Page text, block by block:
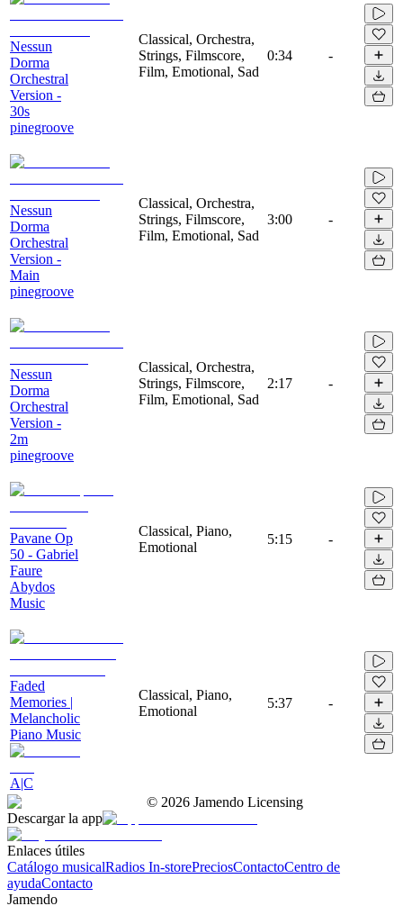
Nessun
Dorma
Orchestral
Version -
30s
pinegroove
Classical, Orchestra,
Strings, Filmscore,
Film, Emotional, Sad
0:34 -
Nessun
Dorma
Orchestral
Version -
Main
pinegroove
Classical, Orchestra,
Strings, Filmscore,
Film, Emotional, Sad
3:00 -
Nessun
Dorma
Orchestral
Version -
2m
pinegroove
Classical, Orchestra,
Strings, Filmscore,
Film, Emotional, Sad
2:17 -
Pavane Op
50 - Gabriel
Faure
Abydos
Music
Classical, Piano,
Emotional
5:15 -
Faded
Memories |
Melancholic
Piano Music
A|C
Classical, Piano,
Emotional
5:37 -
© 2026 Jamendo Licensing
Descargar la app
Enlaces útiles
Catálogo musicalRadios In-storePreciosContactoCentro de
ayudaContacto
Jamendo